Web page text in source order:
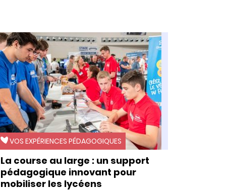
VOS EXPÉRIENCES PÉDAGOGIQUES
La course au large : un support
pédagogique innovant pour
mobiliser les lycéens